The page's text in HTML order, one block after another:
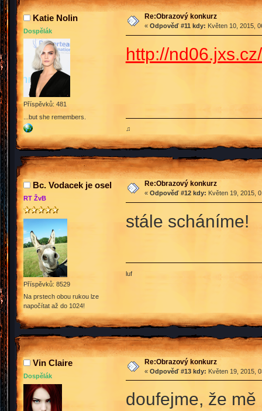
Katie Nolin
Dospělák
Příspěvků: 481
...but she remembers.
Re:Obrazový konkurz
« Odpověď #11 kdy: Květen 10, 2015,
http://
♫
Bc. Vodacek je osel
RT ŽvB
Příspěvků: 8529
Na prstech obou rukou lze
napočítat až do 1024!
Re:Obrazový konkurz
« Odpověď #12 kdy: Květen 19, 2015,
stále scháníme!
luf
Vin Claire
Dospělák
Re:Obrazový konkurz
« Odpověď #13 kdy: Květen 19, 2015,
doufejme, že